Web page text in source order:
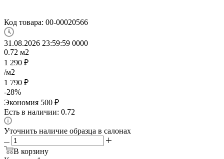
Код товара: 00-00020566
31.08.2026 23:59:59 0000
0.72 м2
1 290 ₽
/м2
1 790 ₽
-28%
Экономия 500 ₽
Есть в наличии: 0.72
Уточнить наличие образца в салонах
В корзину